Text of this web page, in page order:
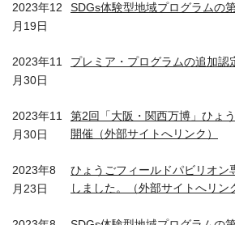
2023年12
月19日
SDGs体験型地域プログラムの
2023年11
月30日
プレミア・プログラムの追加認
2023年11
月30日
第2回「大阪・関西万博」ひょ
開催（外部サイトへリンク）
2023年8
月23日
ひょうごフィールドパビリオン
しました。（外部サイトへリン